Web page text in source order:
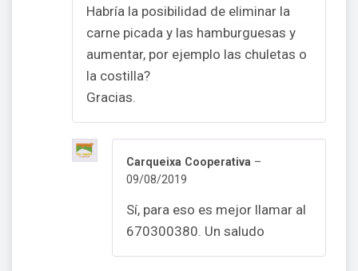
Habría la posibilidad de eliminar la
carne picada y las hamburguesas y
aumentar, por ejemplo las chuletas o
la costilla?
Gracias.
Carqueixa Cooperativa –
09/08/2019
Sí, para eso es mejor llamar al
670300380. Un saludo